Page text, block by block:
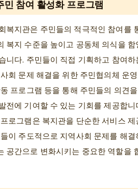
민 참여 활성화 프로그램
복지관은 주민들의 적극적인 참여를
복지 수준을 높이고 공동체 의식을
니다. 주민들이 직접 기획하고 참여
회 문제 해결을 위한 주민협의체 운
프로그램 등을 통해 주민들의 의견
전에 기여할 수 있는 기회를 제공합
로그램은 복지관을 단순한 서비스
이 주도적으로 지역사회 문제를 해
공간으로 변화시키는 중요한 역할을